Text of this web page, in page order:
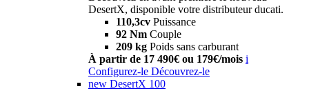
DesertX, disponible votre distributeur ducati.
110,3cv Puissance
92 Nm Couple
209 kg Poids sans carburant
À partir de 17 490€ ou 179€/mois i
Configurez-le Découvrez-le
new DesertX 100